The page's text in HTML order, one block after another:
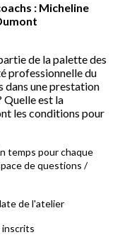
: Micheline
de la palette des
professionnelle du
dans une prestation
Quelle est la
les conditions pour
temps pour chaque
de questions /
de l'atelier
inscrits